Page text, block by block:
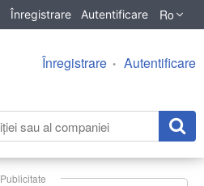
Înregistrare Autentificare Ro
Înregistrare Autentificare
Publicitate